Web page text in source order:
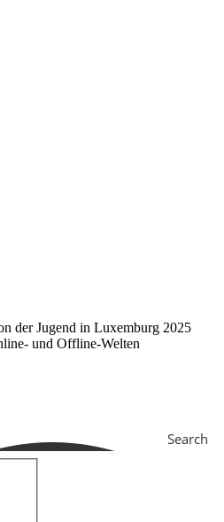
der Jugend in Luxemburg 2025
und Offline-Welten
Search